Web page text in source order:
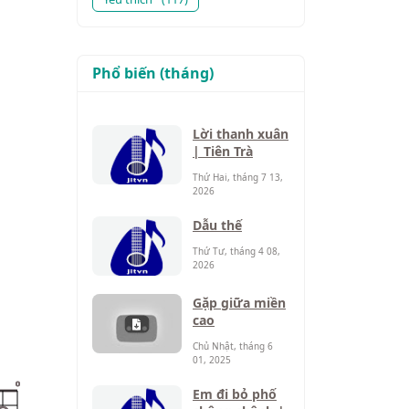
o
Phổ biến (tháng)
Lời thanh xuân
| Tiên Trà
Thứ Hai, tháng 7 13,
2026
Dẫu thế
Thứ Tư, tháng 4 08,
2026
Gặp giữa miền
cao
Chủ Nhật, tháng 6
01, 2025
Em đi bỏ phố